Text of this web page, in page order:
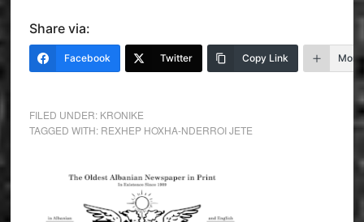
Share via:
Facebook Twitter Copy Link More
FILED UNDER: KRONIKE
TAGGED WITH: REXHEP HOXHA-NDERROI JETE